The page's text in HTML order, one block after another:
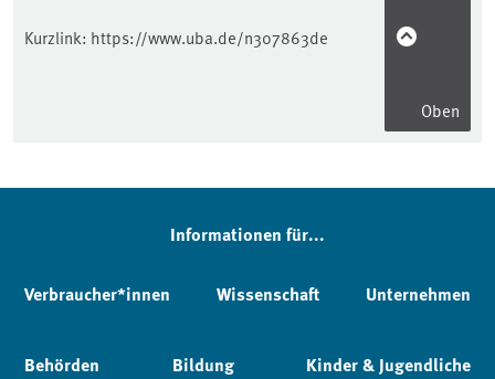
Kurzlink: https://www.uba.de/n307863de
Oben
Informationen für...
Verbraucher*innen Wissenschaft Unternehmen
Behörden Bildung Kinder & Jugendliche